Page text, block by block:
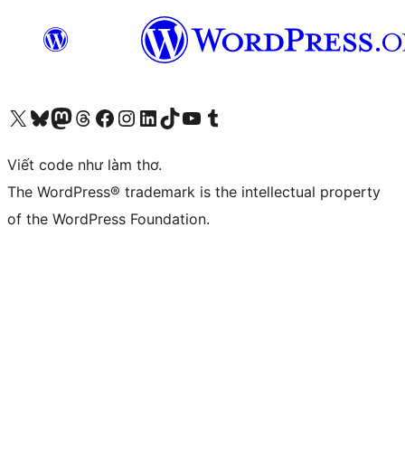
Truy cập tài khoản X (trước đây là Twitter) của chúng tôiVisit our Bluesky account
Visit our Mastodon account
Visit our Threads account
Xem trang Facebook của chúng tôiTruy cập tài khoản Instagram của chúng tôiTruy cập tài khoản LinkedIn của chúng tôiVisit our TikTok account
Truy cập kênh YouTube của chúng tôi Visit our Tumblr account
Viết code như làm thơ.
The WordPress® trademark is the intellectual property
of the WordPress Foundation.